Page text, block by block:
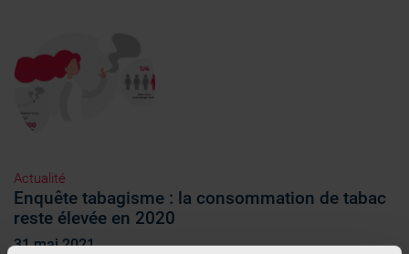
Actualité
Enquête tabagisme : la consommation de tabac
reste élevée en 2020
31 mai 2021